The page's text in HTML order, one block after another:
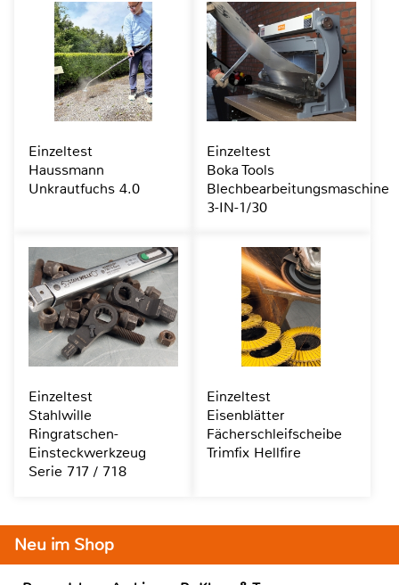
Neu im Shop
Einzeltest
Haussmann
Unkrautfuchs 4.0
Einzeltest
Boka Tools
Blechbearbeitungsmaschine
3-IN-1/30
Einzeltest
Stahlwille
Ringratschen-
Einsteckwerkzeug
Serie 717 / 718
Einzeltest
Eisenblätter
Fächerschleifscheibe
Trimfix Hellfire